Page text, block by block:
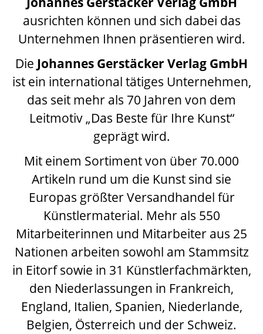
ausrichten können und sich dabei das
Unternehmen Ihnen präsentieren wird.
Die Johannes Gerstäcker Verlag GmbH
ist ein international tätiges Unternehmen,
das seit mehr als 70 Jahren von dem
Leitmotiv „Das Beste für Ihre Kunst“
geprägt wird.
Mit einem Sortiment von über 70.000
Artikeln rund um die Kunst sind sie
Europas größter Versandhandel für
Künstlermaterial. Mehr als 550
Mitarbeiterinnen und Mitarbeiter aus 25
Nationen arbeiten sowohl am Stammsitz
in Eitorf sowie in 31 Künstlerfachmärkten,
den Niederlassungen in Frankreich,
England, Italien, Spanien, Niederlande,
Belgien, Österreich und der Schweiz.